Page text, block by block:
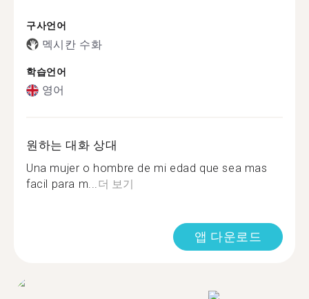
구사언어
멕시칸 수화
학습언어
영어
원하는 대화 상대
Una mujer o hombre de mi edad que sea mas
facil para m...더 보기
앱 다운로드